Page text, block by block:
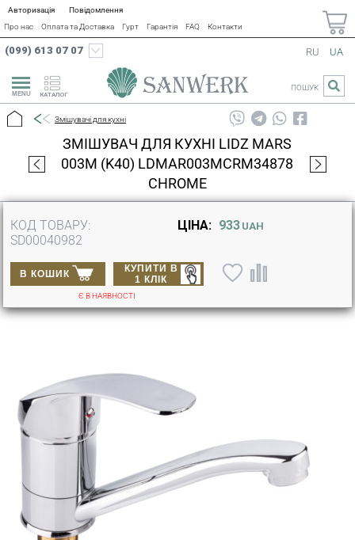
Авторизація
Повідомлення
Про нас
Оплата та Доставка Гурт Гарантія FAQ Контакти
(099) 613 07 07
КАТАЛОГ
RU UA
ПОШУК
Змішувачі для кухні
ЗМІШУВАЧ ДЛЯ КУХНІ LIDZ MARS
003M (K40) LDMAR003MCRM34878
CHROME
КОД ТОВАРУ:
SD00040982
ЦІНА: 933 UAH
В КОШИК
КУПИТИ В
1 КЛІК
Є В НАЯВНОСТІ